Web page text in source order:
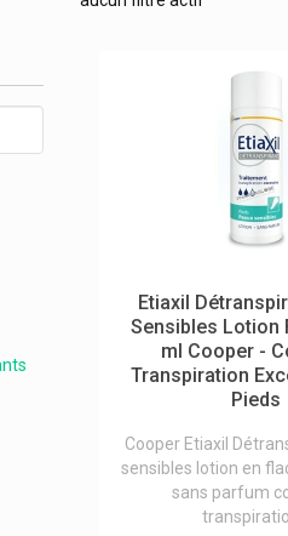
Etiaxil
Sensibles Lotion
ml Cooper -
Transpiration
Pieds
Cooper Etiaxil
sensibles lotion en
sans parfum